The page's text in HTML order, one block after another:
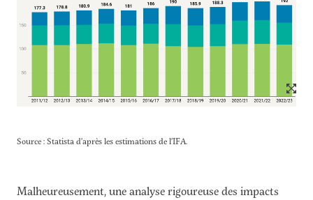
Source : Statista d’après les estimations de l’IFA.
Malheureusement, une analyse rigoureuse des impacts